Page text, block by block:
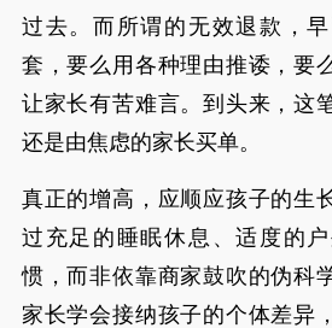
过去。而所谓的无效退款，
套，要么用各种理由推诿，要
让家长有苦难言。到头来，这
还是由焦虑的家长买单。
真正的增高，应顺应孩子的生
过充足的睡眠休息、适度的
惯，而非依靠商家鼓吹的伪科
家长学会接纳孩子的个体差异